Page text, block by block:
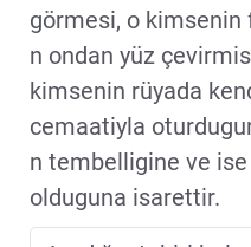
görmesi, o kimsenin
n ondan yüz
kimsenin rüyada
cemaatiyla
n tembelligine ve
olduguna isarettir.